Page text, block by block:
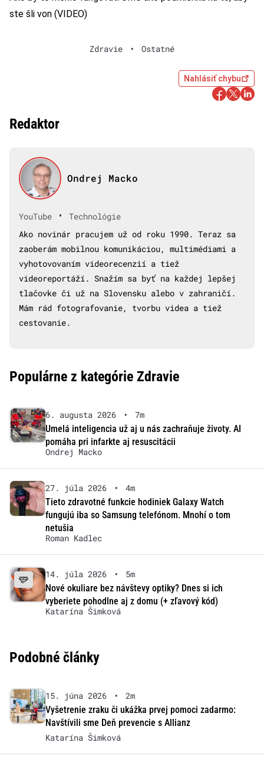
ste šli von (VIDEO)
Zdravie • Ostatné
Nahlásiť chybu
Redaktor
Ondrej Macko
YouTube •
Technológie
Ako novinár pracujem už od roku 1990. Teraz sa
zaoberám mobilnou komunikáciou, multimédiami a
vyhotovovaním videorecenzií a tiež
videoreportáží. Snažím sa byť na každej lepšej
tlačovke či už na Slovensku alebo v zahraničí.
Mám rád fotografovanie, tvorbu videa a tiež
cestovanie.
Populárne z kategórie Zdravie
6. augusta 2026 •
7m
Umelá inteligencia už aj u nás zachraňuje životy. AI
pomáha pri infarkte aj resuscitácii
Ondrej Macko
27. júla 2026 •
4m
Tieto zdravotné funkcie hodiniek Galaxy Watch
fungujú iba so Samsung telefónom. Mnohí o tom
netušia
Roman Kadlec
14. júla 2026 •
5m
Nové okuliare bez návštevy optiky? Dnes si ich
vyberiete pohodlne aj z domu (+ zľavový kód)
Katarína Šimková
Podobné články
15. júna 2026 •
2m
Vyšetrenie zraku či ukážka prvej pomoci zadarmo:
Navštívili sme Deň prevencie s Allianz
Katarína Šimková